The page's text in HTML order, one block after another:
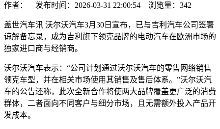
作者： 发布时间：2026-03-31 22:00:54 浏览量： 342
盖世汽车讯 沃尔沃汽车3月30日宣布，已与吉利汽车公司签署
谅解备忘录，成为吉利旗下领克品牌的电动汽车在欧洲市场的
独家进口商与经销商。
沃尔沃汽车表示：“公司计划通过沃尔沃汽车的零售网络销售
领克车型，并在相关市场使用其销售及售后体系。”沃尔沃汽
车的公告还称，此次全新合作将使两大品牌覆盖更广泛的消费
群体，二者面向不同客户与细分市场，且无需额外投入产品开
发成本。